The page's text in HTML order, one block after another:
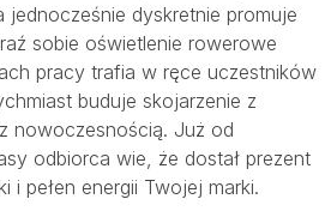
jednocześnie dyskretnie promuje
sobie oświetlenie rowerowe
pracy trafia w ręce uczestników
buduje skojarzenie z
nowoczesnością. Już od
odbiorca wie, że dostał prezent
i pełen energii Twojej marki.